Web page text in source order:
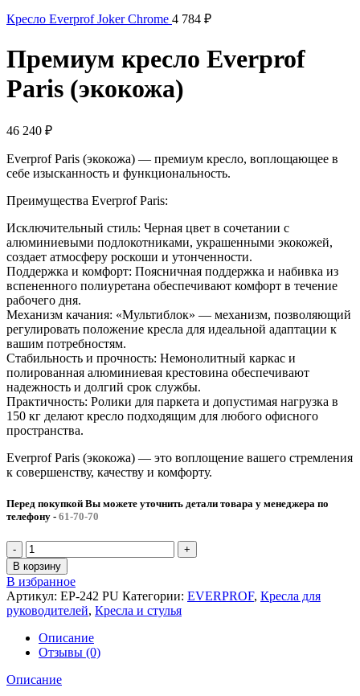
Кресло Everprof Joker Chrome 4 784 ₽
Премиум кресло Everprof
Paris (экокожа)
46 240 ₽
Everprof Paris (экокожа) — премиум кресло, воплощающее в
себе изысканность и функциональность.
Преимущества Everprof Paris:
Исключительный стиль: Черная цвет в сочетании с
алюминиевыми подлокотниками, украшенными экокожей,
создает атмосферу роскоши и утонченности.
Поддержка и комфорт: Поясничная поддержка и набивка из
вспененного полиуретана обеспечивают комфорт в течение
рабочего дня.
Механизм качания: «Мультиблок» — механизм, позволяющий
регулировать положение кресла для идеальной адаптации к
вашим потребностям.
Стабильность и прочность: Немонолитный каркас и
полированная алюминиевая крестовина обеспечивают
надежность и долгий срок службы.
Практичность: Ролики для паркета и допустимая нагрузка в
150 кг делают кресло подходящим для любого офисного
пространства.
Everprof Paris (экокожа) — это воплощение вашего стремления
к совершенству, качеству и комфорту.
Перед покупкой Вы можете уточнить детали товара у менеджера по
телефону - 61-70-70
В корзину
В избранное
Артикул: EP-242 PU Категории: EVERPROF, Кресла для
руководителей, Кресла и стулья
Описание
Отзывы (0)
Описание